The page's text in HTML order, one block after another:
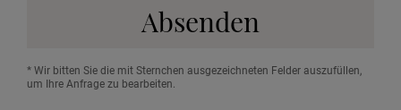
Absenden
* Wir bitten Sie die mit Sternchen ausgezeichneten Felder auszufüllen,
um Ihre Anfrage zu bearbeiten.